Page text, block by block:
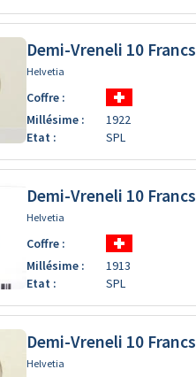
Demi-Vreneli 10 Francs
Helvetia
Coffre :
Millésime :
1922
Etat :
SPL
Demi-Vreneli 10 Francs
Helvetia
Coffre :
Millésime :
1913
Etat :
SPL
Demi-Vreneli 10 Francs
Helvetia